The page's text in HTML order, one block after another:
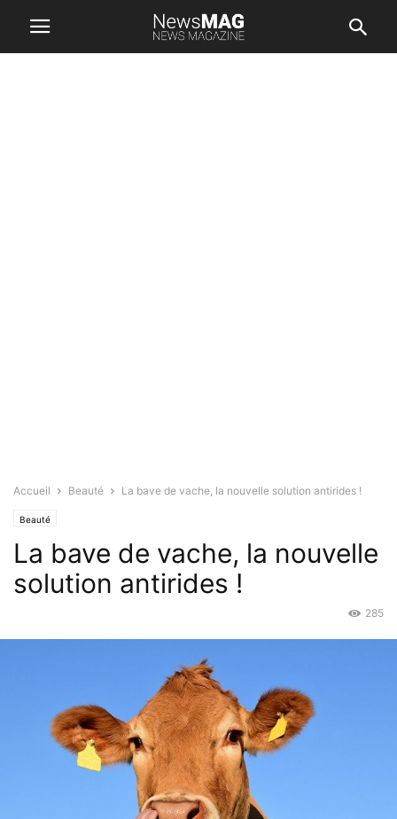
Accueil Beauté La bave de vache, la nouvelle solution antirides !
Beauté
La bave de vache, la nouvelle
solution antirides !
285